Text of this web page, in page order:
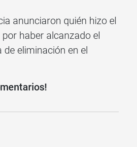
anunciaron quién hizo el
haber alcanzado el
eliminación en el